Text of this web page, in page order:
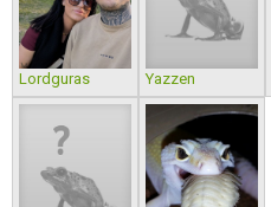
Lordguras Yazzen